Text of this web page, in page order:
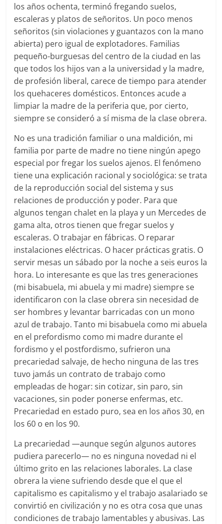
los años ochenta, terminó fregando suelos,
escaleras y platos de señoritos. Un poco menos
señoritos (sin violaciones y guantazos con la mano
abierta) pero igual de explotadores. Familias
pequeño-burguesas del centro de la ciudad en las
que todos los hijos van a la universidad y la madre,
de profesión liberal, carece de tiempo para atender
los quehaceres domésticos. Entonces acude a
limpiar la madre de la periferia que, por cierto,
siempre se consideró a sí misma de la clase obrera.
No es una tradición familiar o una maldición, mi
familia por parte de madre no tiene ningún apego
especial por fregar los suelos ajenos. El fenómeno
tiene una explicación racional y sociológica: se trata
de la reproducción social del sistema y sus
relaciones de producción y poder. Para que
algunos tengan chalet en la playa y un Mercedes de
gama alta, otros tienen que fregar suelos y
escaleras. O trabajar en fábricas. O reparar
instalaciones eléctricas. O hacer prácticas gratis. O
servir mesas un sábado por la noche a seis euros la
hora. Lo interesante es que las tres generaciones
(mi bisabuela, mi abuela y mi madre) siempre se
identificaron con la clase obrera sin necesidad de
ser hombres y levantar barricadas con un mono
azul de trabajo. Tanto mi bisabuela como mi abuela
en el prefordismo como mi madre durante el
fordismo y el postfordismo, sufrieron una
precariedad salvaje, de hecho ninguna de las tres
tuvo jamás un contrato de trabajo como
empleadas de hogar: sin cotizar, sin paro, sin
vacaciones, sin poder ponerse enfermas, etc.
Precariedad en estado puro, sea en los años 30, en
los 60 o en los 90.
La precariedad —aunque según algunos autores
pudiera parecerlo— no es ninguna novedad ni el
último grito en las relaciones laborales. La clase
obrera la viene sufriendo desde que el que el
capitalismo es capitalismo y el trabajo asalariado se
convirtió en civilización y no es otra cosa que unas
condiciones de trabajo lamentables y abusivas. Las